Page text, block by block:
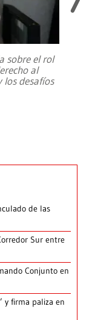
sobre el rol
al
los desafíos
de las
Sur entre
Conjunto en
y firma paliza en